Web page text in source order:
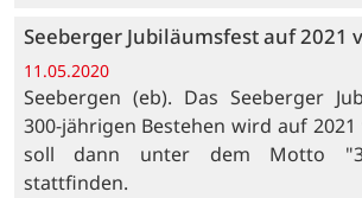
Seeberger Jubiläumsfest auf 2021
11.05.2020
Seebergen (eb). Das Seeberger
300-jährigen Bestehen wird auf
soll dann unter dem Motto
stattfinden.